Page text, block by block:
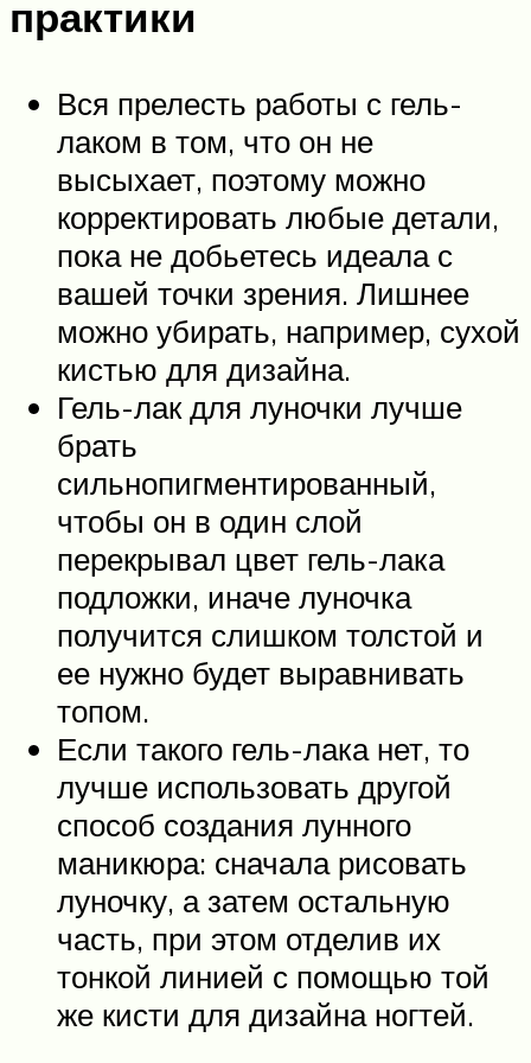
практики
Вся прелесть работы с гель-
лаком в том, что он не
высыхает, поэтому можно
корректировать любые детали,
пока не добьетесь идеала с
вашей точки зрения. Лишнее
можно убирать, например, сухой
кистью для дизайна.
Гель-лак для луночки лучше
брать
сильнопигментированный,
чтобы он в один слой
перекрывал цвет гель-лака
подложки, иначе луночка
получится слишком толстой и
ее нужно будет выравнивать
топом.
Если такого гель-лака нет, то
лучше использовать другой
способ создания лунного
маникюра: сначала рисовать
луночку, а затем остальную
часть, при этом отделив их
тонкой линией с помощью той
же кисти для дизайна ногтей.